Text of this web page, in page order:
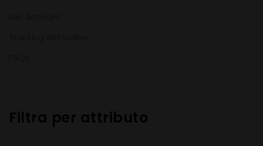
Filtra per attributo